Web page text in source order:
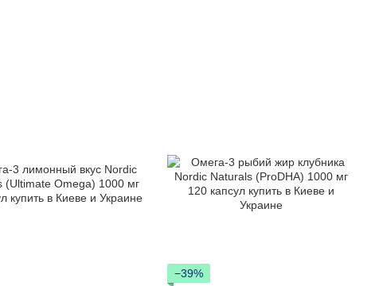
−39%